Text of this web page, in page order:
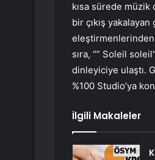
kısa sürede müzik
bir çıkış
eleştirmenlerinden
sıra, “” Soleil
dinleyiciye ulaştı.
%100 Studio’ya
İlgili Makaleler